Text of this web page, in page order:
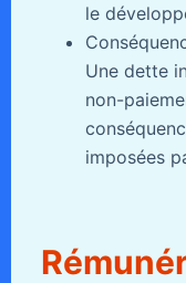
le
Une dette
non-
imposées